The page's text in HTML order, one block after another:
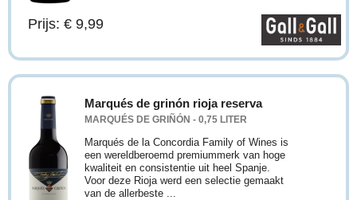
Prijs: € 9,99
Marqués de grinón rioja reserva
MARQUÉS DE GRIÑÓN - 0,75 LITER
Marqués de la Concordia Family of Wines is
een wereldberoemd premiummerk van hoge
kwaliteit en consistentie uit heel Spanje.
Voor deze Rioja werd een selectie gemaakt
van de allerbeste ...